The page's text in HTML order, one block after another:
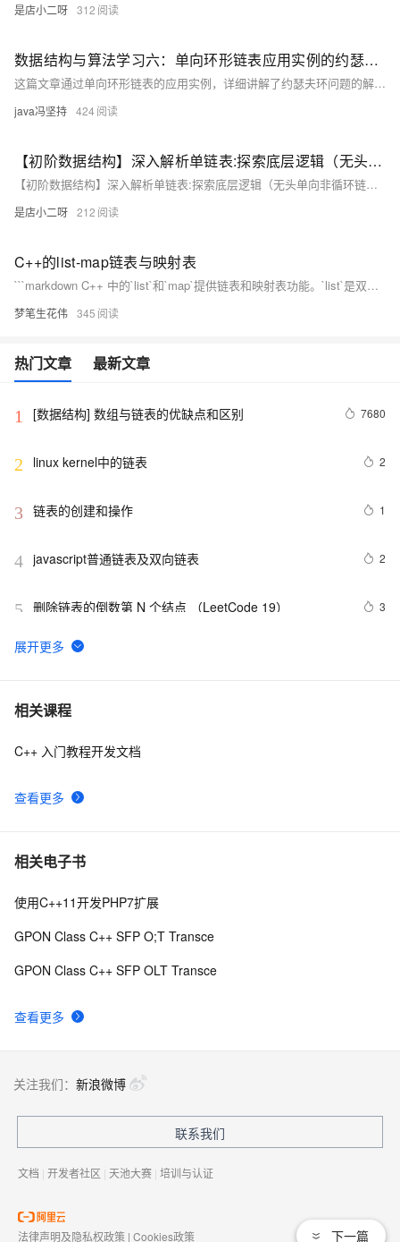
是店小二呀 312
数据结构与算法学习六：单向环形链表应用实例的约瑟夫环问题
这篇文章通过单向环形链表的应用实例，详细讲解了约瑟夫环问题的解决方案，并提供了Java代码实现。
java冯坚持 424
【初阶数据结构】深入解析单链表:探索底层逻辑（无头单向非循环链表）（二）
【初阶数据结构】深入解析单链表:探索底层逻辑（无头单向非循环链表）
是店小二呀 212
C++的list-map链表与映射表
```markdown C++ 中的`list`和`map`提供链表和映射表功能。`list`是双向链表，支持头尾插入删除（`push_front/push_back/pop_front/pop_back`），迭代器遍历及任意位置插入删除。`map`是键值对集合，自动按键排序，支持直接通过键来添加、修改和删除元素。两者均能使用范围for循环遍历，`map`的`count`函数用于统计键值出现次数。 ```
梦笔生花伟 345
热门文章 最新文章
1 [数据结构] 数组与链表的优缺点和区别 7680
2 linux kernel中的链表 2
3 链表的创建和操作 1
4 javascript普通链表及双向链表 2
5 删除链表的倒数第 N 个结点 （LeetCode 19） 3
6 删除单链表的倒数第k个结点
7 LeetCode 92 Reverse Linked List II（翻转链表II）
8 数据结构— 循环链表、双向链表【插入&删除】、双向循
9 学习：erlang用链表实现大容量的List或者数组。
10
相关课程
查看更多
C++ 入门教程开发文档
相关电子书
查看更多
使用C++11开发PHP7扩展
GPON Class C++ SFP O;T Transce
GPON Class C++ SFP OLT Transce
下一篇
关注我们： 新浪微博
联系我们
文档 | 开发者社区 | 天池大赛 | 培训与认证
法律声明及隐私权政策 | Cookies政策